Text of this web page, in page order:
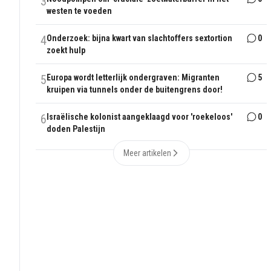
westen te voeden
4Onderzoek: bijna kwart van slachtoffers sextortion
zoekt hulp
0
5 Europa wordt letterlijk ondergraven: Migranten
kruipen via tunnels onder de buitengrens door!
5
6 Israëlische kolonist aangeklaagd voor 'roekeloos'
doden Palestijn
0
Meer artikelen